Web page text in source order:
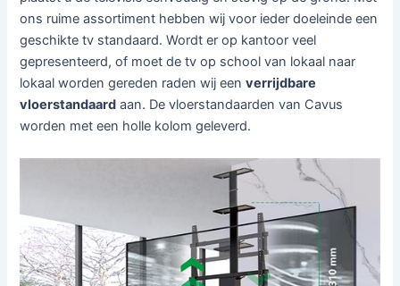
ons ruime assortiment hebben wij voor ieder doeleinde een
geschikte tv standaard. Wordt er op kantoor veel
gepresenteerd, of moet de tv op school van lokaal naar
lokaal worden gereden raden wij eenverrijdbare
vloerstandaard aan. De vloerstandaarden van Cavus
worden met een holle kolom geleverd.